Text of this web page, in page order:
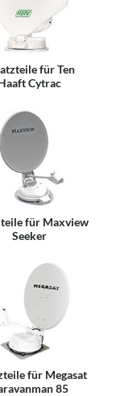
für Ten
Cytrac
für Maxview
Seeker
für Megasat
85